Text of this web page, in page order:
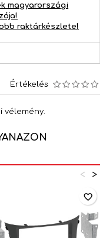
magyarországi
raktárkészlete!
Értékelés
vélemény.
>
<
favorite_border